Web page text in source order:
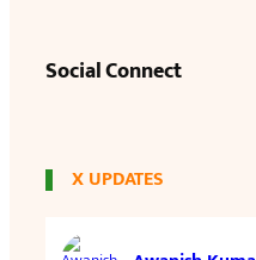
Social Connect
X UPDATES